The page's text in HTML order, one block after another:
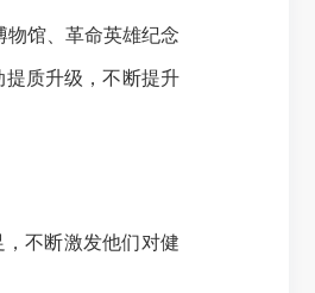
物馆、革命英雄纪念
质升级，不断提升
，不断激发他们对健